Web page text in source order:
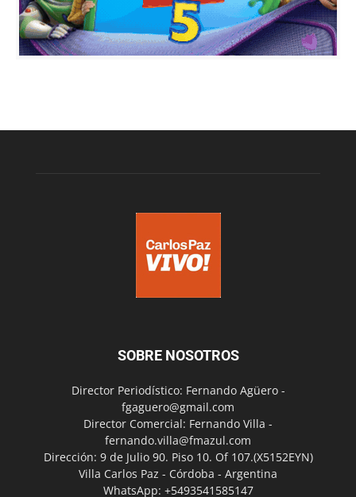
SOBRE NOSOTROS
Director Periodístico: Fernando Agüero -
fgaguero@gmail.com
Director Comercial: Fernando Villa -
fernando.villa@fmazul.com
Dirección: 9 de Julio 90. Piso 10. Of 107.(X5152EYN)
Villa Carlos Paz - Córdoba - Argentina
WhatsApp: +5493541585147